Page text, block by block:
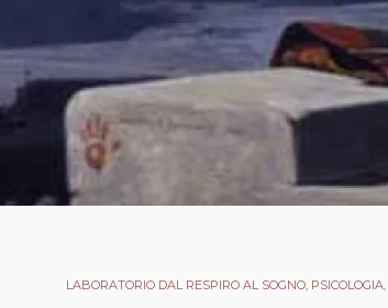
LABORATORIO DAL RESPIRO AL SOGNO, PSICOLOGIA,